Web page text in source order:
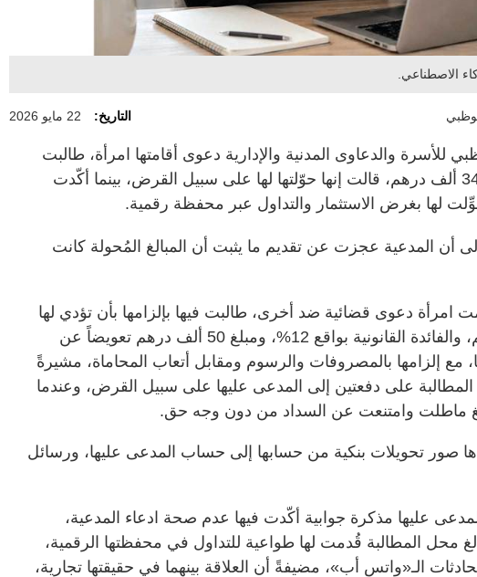
الاصطناعي.
التاريخ: 22 مايو 2026
والدعاوى المدنية والإدارية دعوى أقامتها امرأة، طالبت
فيها أخرى بسداد 340 ألف درهم، قالت إنها حوّلتها لها على سبيل القرض، بينما أكّدت
لها بغرض الاستثمار والتداول عبر محفظة رقمية.
أن المدعية عجزت عن تقديم ما يثبت أن المبالغ المُحولة كانت
امرأة دعوى قضائية ضد أخرى، طالبت فيها بإلزامها بأن تؤدي لها
مبلغ 340 ألف درهم، والفائدة القانونية بواقع 12%، ومبلغ 50 ألف درهم تعويضاً عن
مع إلزامها بالمصروفات والرسوم ومقابل أتعاب المحاماة، مشيرةً
المطالبة على دفعتين إلى المدعى عليها على سبيل القرض، وعندما
ماطلت وامتنعت عن السداد من دون وجه حق.
صور تحويلات بنكية من حسابها إلى حساب المدعى عليها، ورسائل
عليها مذكرة جوابية أكّدت فيها عدم صحة ادعاء المدعية،
محل المطالبة قُدمت لها طواعية للتداول في محفظتها الرقمية،
الـ«واتس أب»، مضيفةً أن العلاقة بينهما في حقيقتها تجارية،